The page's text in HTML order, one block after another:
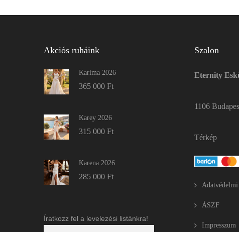
Akciós ruháink
Karima 2026
365 000 Ft
Karey 2026
315 000 Ft
Karena 2026
285 000 Ft
Íratkozz fel a levelezési listánkra!
Szalon
Eternity
1106
Térkép
ÁSZF
Impresszum